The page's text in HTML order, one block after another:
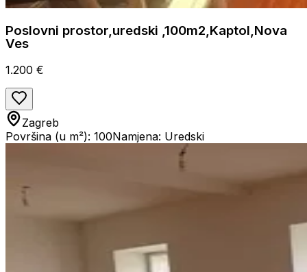
Poslovni prostor,uredski ,100m2,Kaptol,Nova
Ves
1.200 €
Zagreb
Površina (u m²): 100Namjena: Uredski